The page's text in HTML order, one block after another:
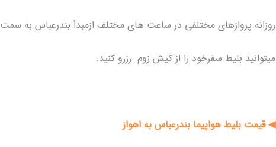
روزانه پروازهای مختلفی در ساعت های مختلف ازمبدأ بندرعباس به
میتوانید بلیط سفرخود را از کیش زوم رزرو کنید.
◀ قیمت بلیط هواپیما بندرعباس به اهواز